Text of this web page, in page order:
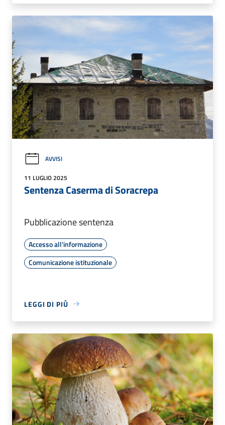
AVVISI
11 LUGLIO 2025
Sentenza Caserma di Soracrepa
Pubblicazione sentenza
Accesso all'informazione
Comunicazione istituzionale
LEGGI DI PIÙ